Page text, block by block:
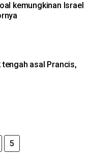
kemungkinan Israel
asal Prancis,
5